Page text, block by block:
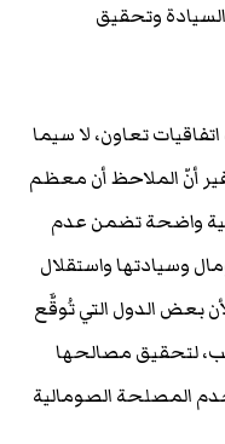
وتحقيق
تعاون، لا سيما
أنّ الملاحظ أن معظم
واضحة تضمن عدم
وسيادتها واستقلال
بعض الدول التي تُوقَّع
لتحقيق مصالحها
المصلحة الصومالية